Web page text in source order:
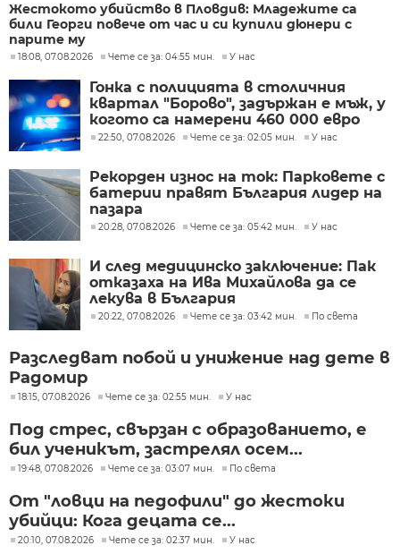
Жестокото убийство в Пловдив: Младежите са
били Георги повече от час и си купили дюнери с
парите му
18:08, 07.08.2026 Чете се за: 04:55 мин. У нас
Гонка с полицията в столичния
квартал "Борово", задържан е мъж, у
когото са намерени 460 000 евро
22:50, 07.08.2026 Чете се за: 02:05 мин. У нас
Рекорден износ на ток: Парковете с
батерии правят България лидер на
пазара
20:28, 07.08.2026 Чете се за: 05:42 мин. У нас
И след медицинско заключение: Пак
отказаха на Ива Михайлова да се
лекува в България
20:22, 07.08.2026 Чете се за: 03:42 мин. По света
Разследват побой и унижение над дете в
Радомир
18:15, 07.08.2026 Чете се за: 02:55 мин. У нас
Под стрес, свързан с образованието, е
бил ученикът, застрелял осем...
19:48, 07.08.2026 Чете се за: 03:07 мин. По света
От "ловци на педофили" до жестоки
убийци: Кога децата се...
20:10, 07.08.2026 Чете се за: 02:37 мин. У нас